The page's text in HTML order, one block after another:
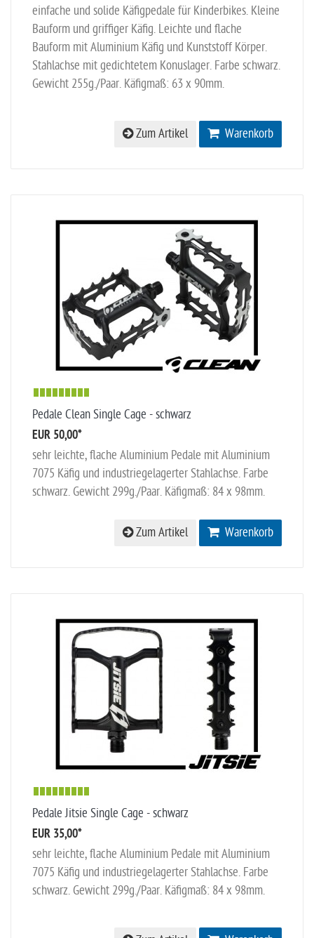
einfache und solide Käfigpedale für Kinderbikes. Kleine
Bauform und griffiger Käfig. Leichte und flache
Bauform mit Aluminium Käfig und Kunststoff Körper.
Stahlachse mit gedichtetem Konuslager. Farbe schwarz.
Gewicht 255g./Paar. Käfigmaß: 63 x 90mm.
Warenkorb
Zum Artikel
Pedale Clean Single Cage - schwarz
EUR 50,00*
sehr leichte, flache Aluminium Pedale mit Aluminium
7075 Käfig und industriegelagerter Stahlachse. Farbe
schwarz. Gewicht 299g./Paar. Käfigmaß: 84 x 98mm.
Warenkorb
Zum Artikel
Pedale Jitsie Single Cage - schwarz
EUR 35,00*
sehr leichte, flache Aluminium Pedale mit Aluminium
7075 Käfig und industriegelagerter Stahlachse. Farbe
schwarz. Gewicht 299g./Paar. Käfigmaß: 84 x 98mm.